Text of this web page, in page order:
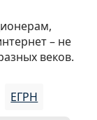
– не
веков.
ЕГРН